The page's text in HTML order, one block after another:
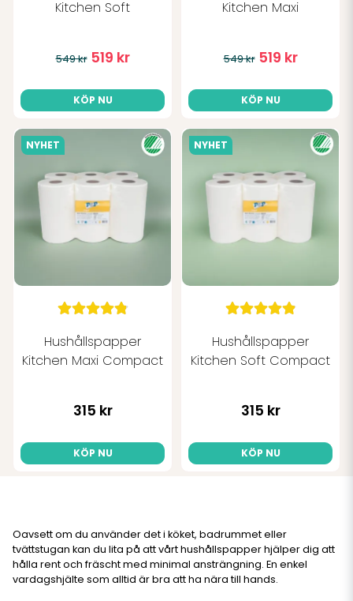
Kitchen Soft
549 kr 519 kr
KÖP NU
Kitchen Maxi
549 kr 519 kr
KÖP NU
Hushållspapper
Kitchen Maxi Compact
315 kr
KÖP NU
NYHET
Hushållspapper
Kitchen Soft Compact
315 kr
KÖP NU
NYHET
Oavsett om du använder det i köket, badrummet eller
tvättstugan kan du lita på att vårt hushållspapper hjälper dig att
hålla rent och fräscht med minimal ansträngning. En enkel
vardagshjälte som alltid är bra att ha nära till hands.